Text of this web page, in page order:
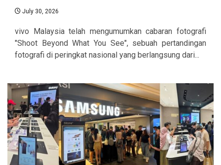
July 30, 2026
vivo Malaysia telah mengumumkan cabaran fotografi
"Shoot Beyond What You See", sebuah pertandingan
fotografi di peringkat nasional yang berlangsung dari...